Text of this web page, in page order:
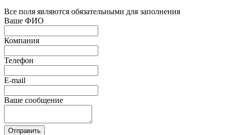
Все поля являются обязательными для заполнения
Ваше ФИО
Компания
Телефон
E-mail
Ваше сообщение
Отправить